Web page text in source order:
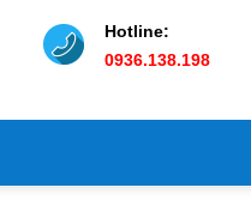
Hotline:
0936.138.198